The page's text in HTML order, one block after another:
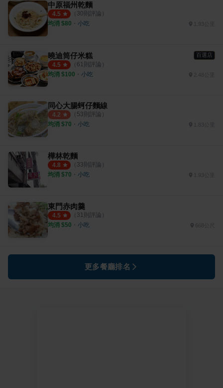
中原福州乾麵
4.5 （ 30則評論）
均消 $80 ・ 小吃
曉迪筒仔米糕 百選店
4.5 （ 61則評論）
均消 $100 ・ 小吃 2.48公里
同心大腸蚵仔麵線
4.2 （ 53則評論）
均消 $70 ・ 小吃
樺林乾麵
4.8 （ 33則評論）
均消 $70 ・ 小吃
東門赤肉羹
4.5 （ 31則評論）
均消 $50 ・ 小吃
更多餐廳排名